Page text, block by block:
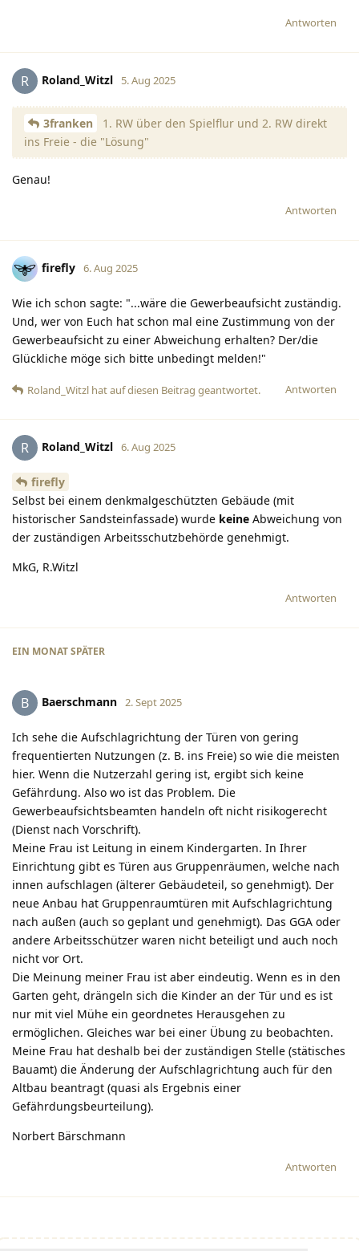
Antworten
R Roland_Witzl 5. Aug 2025
3franken
1. RW über den Spielflur und 2. RW direkt
ins Freie - die "Lösung"
Genau!
Antworten
firefly 6. Aug 2025
Wie ich schon sagte: "...wäre die Gewerbeaufsicht zuständig.
Und, wer von Euch hat schon mal eine Zustimmung von der
Gewerbeaufsicht zu einer Abweichung erhalten? Der/die
Glückliche möge sich bitte unbedingt melden!"
Antworten
Roland_Witzl hatauf diesen Beitrag geantwortet.
R Roland_Witzl 6. Aug 2025
firefly
Selbst bei einem denkmalgeschützten Gebäude (mit
historischer Sandsteinfassade) wurde keine Abweichung von
der zuständigen Arbeitsschutzbehörde genehmigt.
MkG, R.Witzl
Antworten
EIN MONATSPÄTER
B Baerschmann 2. Sept 2025
Ich sehe die Aufschlagrichtung der Türen von gering
frequentierten Nutzungen (z. B. ins Freie) so wie die meisten
hier. Wenn die Nutzerzahl gering ist, ergibt sich keine
Gefährdung. Also wo ist das Problem. Die
Gewerbeaufsichtsbeamten handeln oft nicht risikogerecht
(Dienst nach Vorschrift).
Meine Frau ist Leitung in einem Kindergarten. In Ihrer
Einrichtung gibt es Türen aus Gruppenräumen, welche nach
innen aufschlagen (älterer Gebäudeteil, so genehmigt). Der
neue Anbau hat Gruppenraumtüren mit Aufschlagrichtung
nach außen (auch so geplant und genehmigt). Das GGA oder
andere Arbeitsschützer waren nicht beteiligt und auch noch
nicht vor Ort.
Die Meinung meiner Frau ist aber eindeutig. Wenn es in den
Garten geht, drängeln sich die Kinder an der Tür und es ist
nur mit viel Mühe ein geordnetes Herausgehen zu
ermöglichen. Gleiches war bei einer Übung zu beobachten.
Meine Frau hat deshalb bei der zuständigen Stelle (stätisches
Bauamt) die Änderung der Aufschlagrichtung auch für den
Altbau beantragt (quasi als Ergebnis einer
Gefährdungsbeurteilung).
Norbert Bärschmann
Antworten